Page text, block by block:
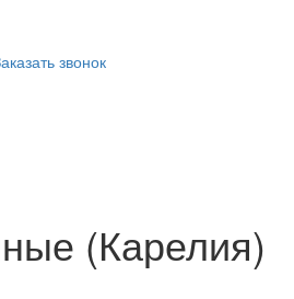
звонок
(Карелия)